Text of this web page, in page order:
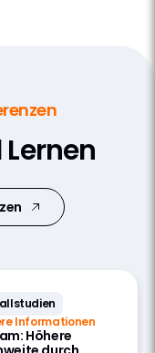
Informationen
Höhere